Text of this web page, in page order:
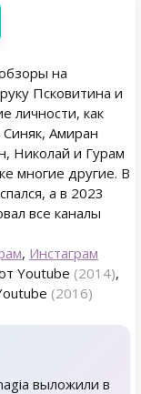
на
Псковитина и
личности, как
Амиран
Николай и Гурам
многие другие. В
а в 2023
все каналы
, Инстаграм
Youtube (2014),
(2016)
выложили в